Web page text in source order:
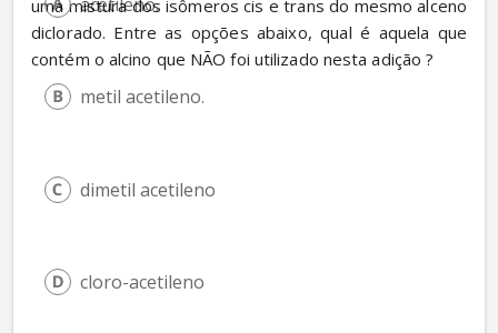
uma mistura dos isômeros cis e trans do mesmo alceno
diclorado. Entre as opções abaixo, qual é aquela que
contém o alcino que NÃO foi utilizado nesta adição ?
metil acetileno.
dimetil acetileno
cloro-acetileno